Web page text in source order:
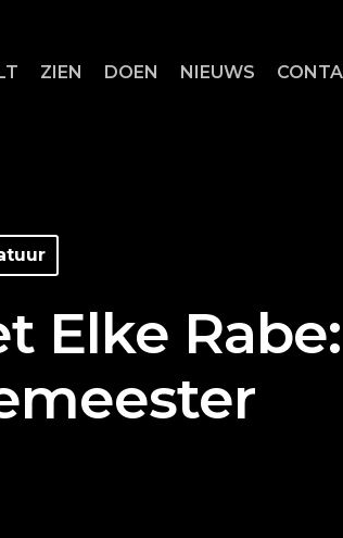
ZIEN DOEN NIEUWS
Elke Rabe: